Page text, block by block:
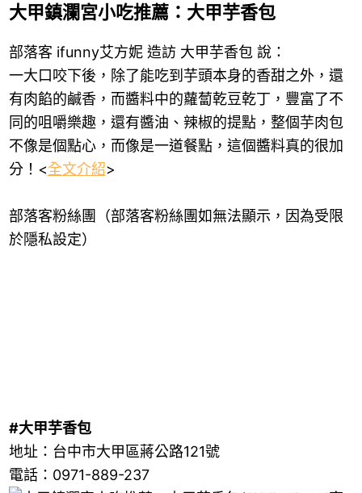
大甲鎮瀾宮小吃推薦：大甲芋香包
部落客 ifunny艾方妮 造訪 大甲芋香包 說：
一大口咬下後，除了能吃到芋頭本身的香甜之外，還
有肉餡的鹹香，而醬料中的蘿蔔乾豆乾丁，豐富了不
同的咀嚼樂趣，還有醬油、辣椒的提點，整個芋肉包
不像是個點心，而像是一道餐點，這個醬料真的很加
分！<全文介紹>
部落客粉絲團（部落客粉絲團如無法顯示，因為受限
於隱私設定）
#大甲芋香包
地址：台中市大甲區蔣公路121號
電話：0971-889-237